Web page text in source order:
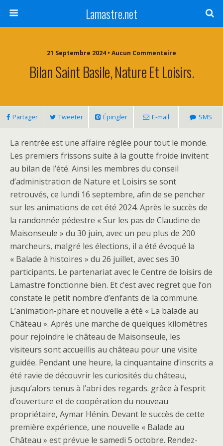
Lamastre.net
21 Septembre 2024 • Aucun Commentaire
Bilan Saint Basile, Nature Et Loisirs.
Partager Tweeter Épingler E-mail SMS
La rentrée est une affaire réglée pour tout le monde.
Les premiers frissons suite à la goutte froide invitent
au bilan de l’été. Ainsi les membres du conseil
d’administration de Nature et Loisirs se sont
retrouvés, ce lundi 16 septembre, afin de se pencher
sur les animations de cet été 2024. Après le succès de
la randonnée pédestre « Sur les pas de Claudine de
Maisonseule » du 30 juin, avec un peu plus de 200
marcheurs, malgré les élections, il a été évoqué la
« Balade à histoires » du 26 juillet, avec ses 30
participants. Le partenariat avec le Centre de loisirs de
Lamastre fonctionne bien. Et c’est avec regret que l’on
constate le petit nombre d’enfants de la commune.
L’animation-phare et nouvelle a été « La balade au
Château ». Après une marche de quelques kilomètres
pour rejoindre le château de Maisonseule, les
visiteurs sont accueillis au château pour une visite
guidée. Pendant une heure, la cinquantaine d’inscrits a
été ravie de découvrir les curiosités du château,
jusqu’alors tenus à l’abri des regards. grâce à l’esprit
d’ouverture et de coopération du nouveau
propriétaire, Aymar Hénin. Devant le succès de cette
première expérience, une nouvelle « Balade au
Château » est prévue le samedi 5 octobre. Rendez-